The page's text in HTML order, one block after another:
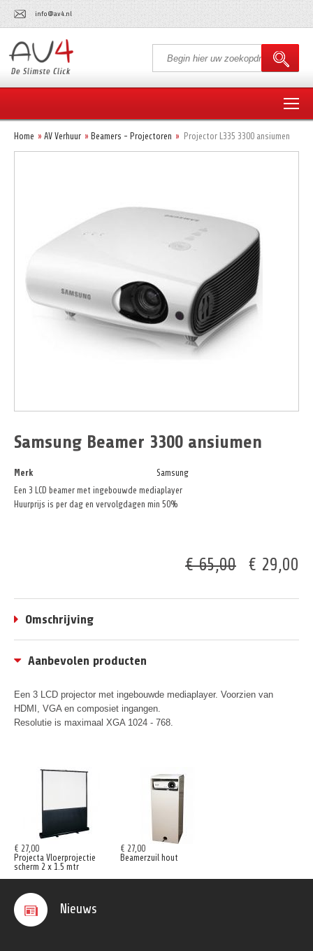
info@av4.nl
Home AV Verhuur Beamers - Projectoren Projector L335 3300 ansiumen
Samsung Beamer 3300 ansiumen
Merk
Samsung
Een 3 LCD beamer met ingebouwde mediaplayer
Huurprijs is per dag en vervolgdagen min 50%
€ 65,00 € 29,00
Omschrijving
Aanbevolen producten
Een 3 LCD projector met ingebouwde mediaplayer. Voorzien van
HDMI, VGA en composiet ingangen.
Resolutie is maximaal XGA 1024 - 768.
€ 27,00
Projecta Vloerprojectie
scherm 2 x 1.5 mtr
€ 27,00
Beamerzuil hout
Nieuws